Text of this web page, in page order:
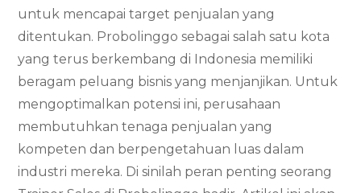
untuk mencapai target penjualan yang
ditentukan. Probolinggo sebagai salah satu kota
yang terus berkembang di Indonesia memiliki
beragam peluang bisnis yang menjanjikan. Untuk
mengoptimalkan potensi ini, perusahaan
membutuhkan tenaga penjualan yang
kompeten dan berpengetahuan luas dalam
industri mereka. Di sinilah peran penting seorang